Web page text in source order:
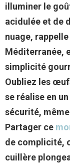
illuminer le
acidulée et de
nuage,
Méditerranée,
simplicité
Oubliez les
se réalise en
sécurité,
Partager ce
de complicité,
cuillère